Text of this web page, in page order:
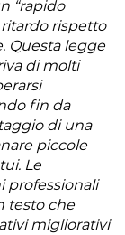
“rapido
rispetto
Questa legge
di molti
fin da
di una
piccole
Le
professionali
testo che
migliorativi